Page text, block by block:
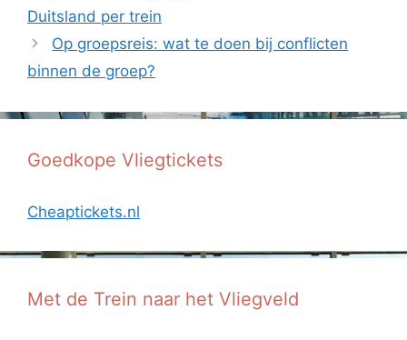
Duitsland per trein
Op groepsreis: wat te doen bij conflicten
binnen de groep?
Goedkope Vliegtickets
Cheaptickets.nl
Met de Trein naar het Vliegveld